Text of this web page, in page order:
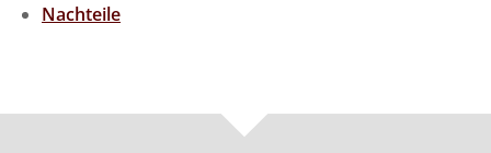
Nachteile